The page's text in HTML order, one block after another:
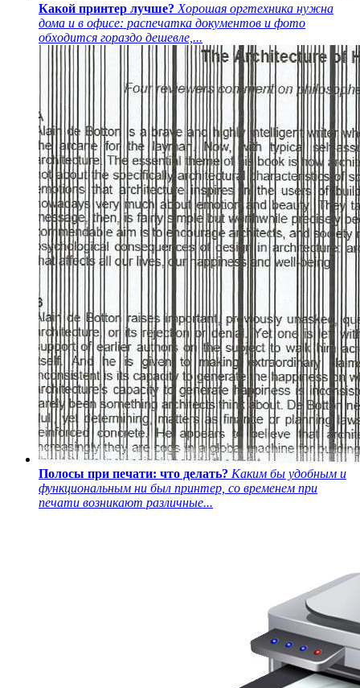
Какой принтер лучше? Хорошая оргтехника нужна
дома и в офисе: распечатка документов и фото
обходится гораздо дешевле,...
Полосы при печати: что делать? Каким бы удобным и
функциональным ни был принтер, со временем при
печати возникают различные...